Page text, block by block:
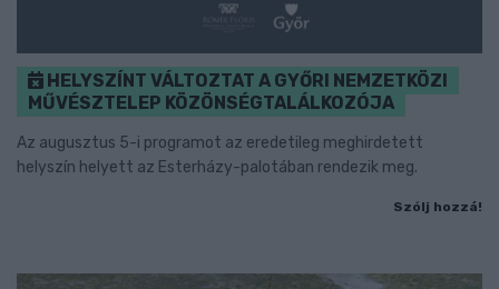
HELYSZÍNT VÁLTOZTAT A GYŐRI NEMZETKÖZI
MŰVÉSZTELEP KÖZÖNSÉGTALÁLKOZÓJA
Az augusztus 5-i programot az eredetileg meghirdetett
helyszín helyett az Esterházy-palotában rendezik meg.
Szólj hozzá!